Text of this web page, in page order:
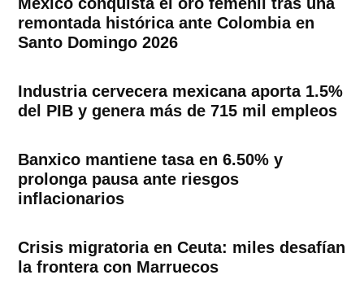
remontada histórica ante Colombia en
Santo Domingo 2026
Industria cervecera mexicana aporta 1.5%
del PIB y genera más de 715 mil empleos
Banxico mantiene tasa en 6.50% y
prolonga pausa ante riesgos
inflacionarios
Crisis migratoria en Ceuta: miles desafían
la frontera con Marruecos